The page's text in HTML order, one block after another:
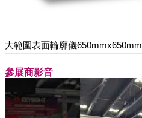
大範圍表面輪廓儀650mmx650mm
參展商影音